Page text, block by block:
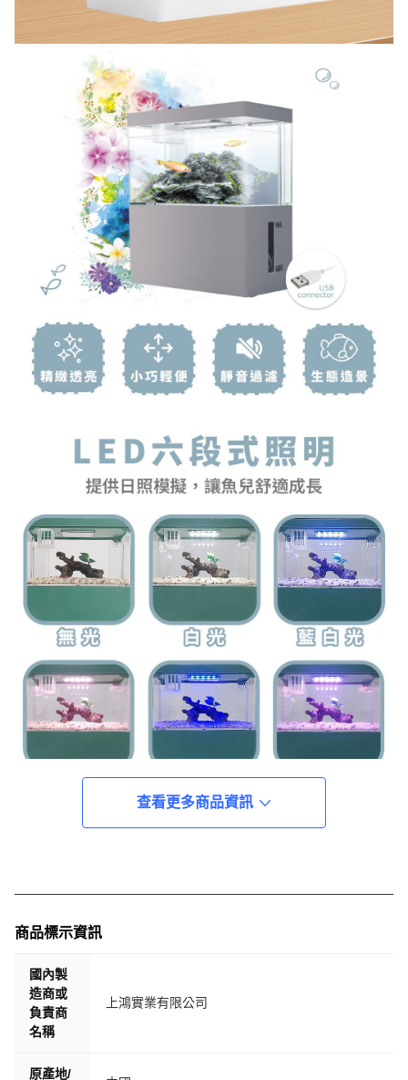
查看更多商品資訊
商品標示資訊
國內製
造商或
負責商
名稱
上鴻實業有限公司
原產地/